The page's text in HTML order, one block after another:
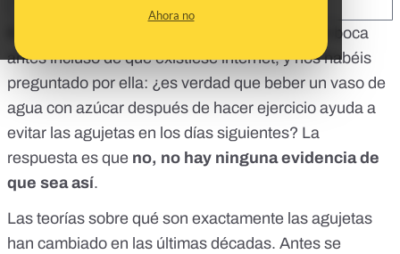
Ahora no
Es una idea tan vieja que ha vivido de boca en boca
antes incluso de que existiese internet, y nos habéis
preguntado por ella: ¿es verdad que beber un vaso de
agua con azúcar después de hacer ejercicio ayuda a
evitar las agujetas en los días siguientes? La
respuesta es que no, no hay ninguna evidencia de
que sea así.
Las teorías sobre qué son exactamente las agujetas
han cambiado en las últimas décadas. Antes se